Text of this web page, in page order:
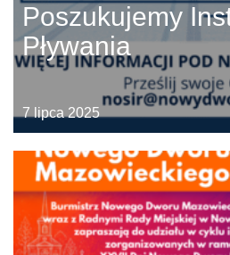
Poszukujemy
Pływania
7 lipca 2025